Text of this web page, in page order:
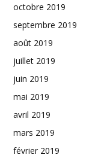
octobre 2019
septembre 2019
août 2019
juillet 2019
juin 2019
mai 2019
avril 2019
mars 2019
février 2019